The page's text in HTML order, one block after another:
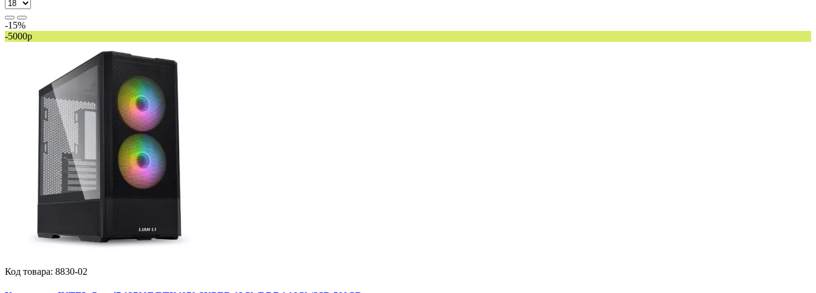
-15%
-5000р
Код товара: 8830-02